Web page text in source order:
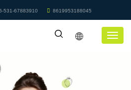
531-67883910 8619953188045